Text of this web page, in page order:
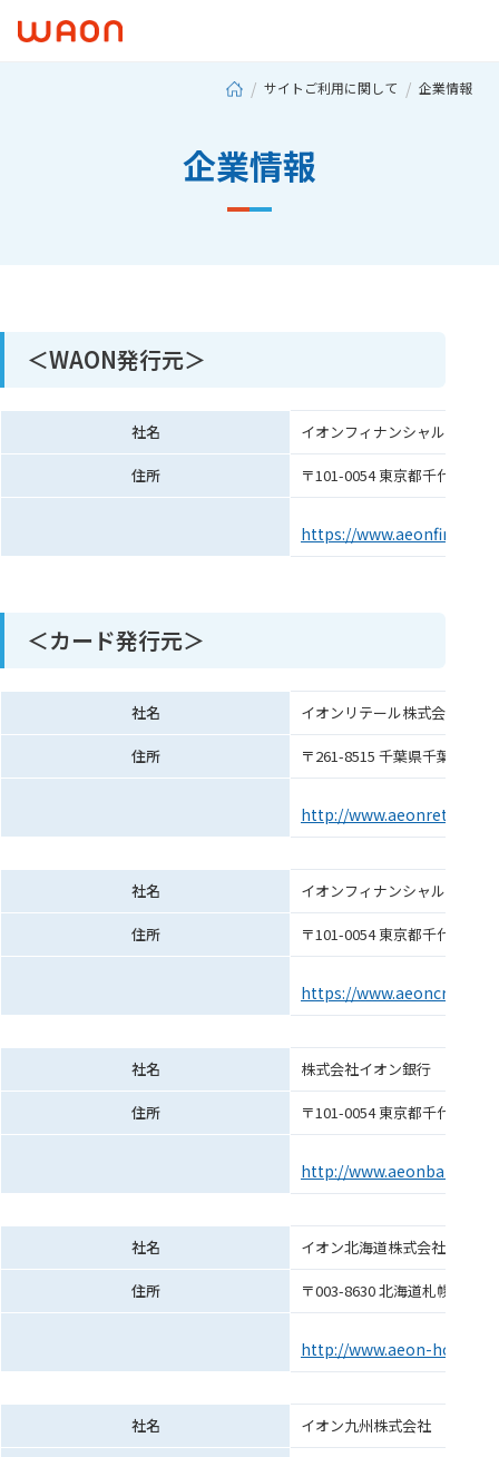
サイトご利用に関して 企業情報
企業情報
＜WAON発行元＞
社名 イオンフィナンシャルサービ
住所 〒101-0054 東京都千代田区
https://
＜カード発行元＞
社名 イオンリテール株式会社
住所 〒261-8515 千葉県千葉市美
http://www.aeonretail.jp/
社名 イオンフィナンシャルサービ
住所 〒101-0054 東京都千代田区
https://
社名 株式会社イオン銀行
住所 〒101-0054 東京都千代田区
http://
社名 イオン北海道株式会社
住所 〒003-8630 北海道札幌市白
http://www.aeon-
社名 イオン九州株式会社